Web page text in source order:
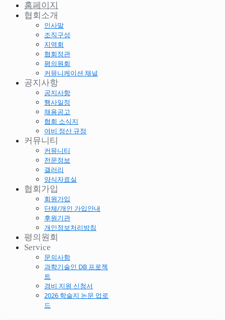
홈페이지
협회소개
인사말
조직구성
지역회
협회정관
평의원회
커뮤니케이션 채널
공지사항
공지사항
행사일정
채용공고
협회 소식지
여비 정산 규정
커뮤니티
커뮤니티
전문정보
갤러리
양식자료실
협회가입
회원가입
단체/개인 가입안내
후원기관
개인정보처리방침
평의원회
Service
문의사항
과학기술인 DB 프로젝
트
경비 지원 신청서
2026 학술지 논문 업로
드